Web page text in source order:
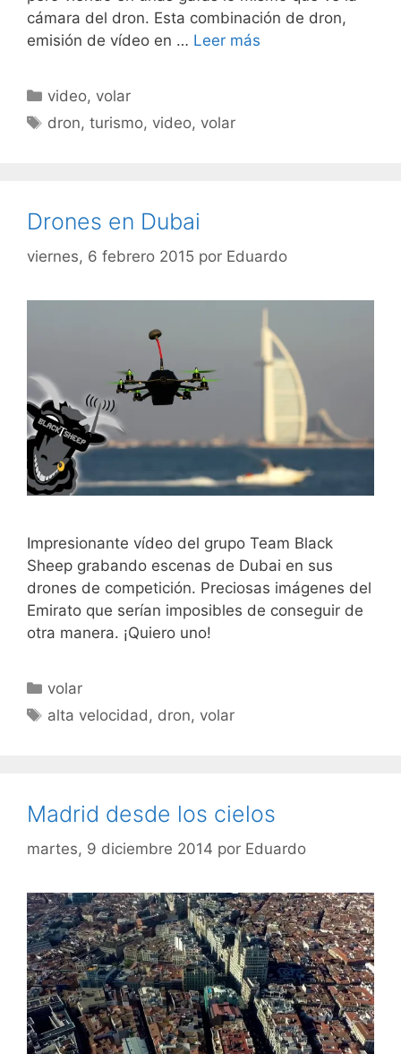
cámara del dron. Esta combinación de dron,
emisión de vídeo en … Leer más
Categorías
video, volar
Etiquetas
dron,turismo, video, volar
Drones en Dubai
viernes, 6 febrero 2015 por Eduardo
Impresionante vídeo del grupo Team Black
Sheep grabando escenas de Dubai en sus
drones de competición. Preciosas imágenes del
Emirato que serían imposibles de conseguir de
otra manera. ¡Quiero uno!
Categorías
volar
Etiquetas
alta velocidad, dron, volar
Madrid desde los cielos
martes, 9 diciembre 2014 por Eduardo